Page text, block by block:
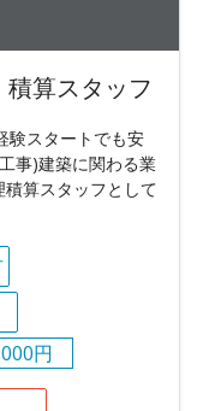
算スタッフ
験スタートでも安
事)建築に関わる業
算スタッフとして
円